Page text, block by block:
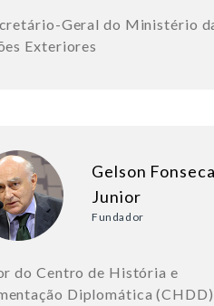
Geral do Ministério
Exteriores
Gelson Fonseca
Junior
Fundador
do Centro de História e
Diplomática